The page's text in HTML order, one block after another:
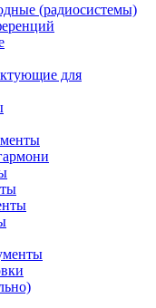
(радиосистемы)
для